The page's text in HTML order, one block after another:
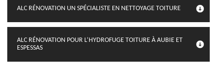
ALC RÉNOVATION UN SPÉCIALISTE EN NETTOYAGE TOITURE
ALC RÉNOVATION POUR L’HYDROFUGE TOITURE À AUBIE ET
ESPESSAS